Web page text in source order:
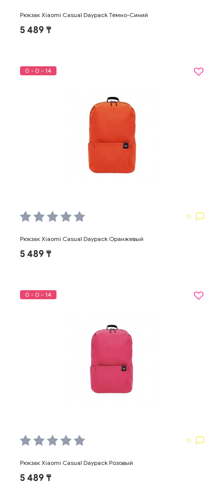
Рюкзак Xiaomi Casual Daypack Темно-Синий
5 489 ₸
0 - 0 - 14
0
Рюкзак Xiaomi Casual Daypack Оранжевый
5 489 ₸
0 - 0 - 14
0
Рюкзак Xiaomi Casual Daypack Розовый
5 489 ₸